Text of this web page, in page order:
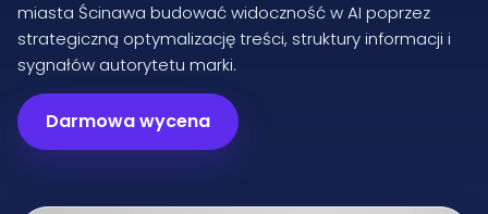
miasta Ścinawa budować widoczność w AI poprzez
strategiczną optymalizację treści, struktury informacji i
sygnałów autorytetu marki.
Darmowa wycena